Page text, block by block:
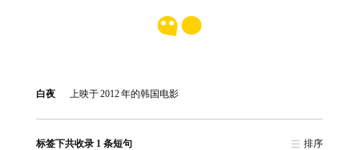
白夜 上映于2012年的韩国电影
标签下共收录 1 条短句 排序